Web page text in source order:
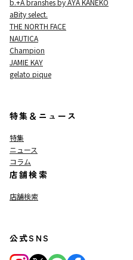
b.+A branshes by AYA KANEKO
aBity select.
THE NORTH FACE
NAUTICA
Champion
JAMIE KAY
gelato pique
特集＆ニュース
特集
ニュース
コラム
店舗検索
店舗検索
公式SNS